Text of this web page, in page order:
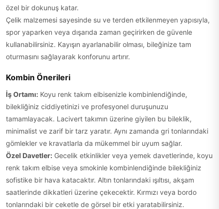
özel bir dokunuş katar.
Çelik malzemesi sayesinde su ve terden etkilenmeyen yapısıyla,
spor yaparken veya dışarıda zaman geçirirken de güvenle
kullanabilirsiniz. Kayışın ayarlanabilir olması, bileğinize tam
oturmasını sağlayarak konforunu artırır.
Kombin Önerileri
İş Ortamı: Koyu renk takım elbisenizle kombinlendiğinde,
bilekliğiniz ciddiyetinizi ve profesyonel duruşunuzu
tamamlayacak. Lacivert takımın üzerine giyilen bu bileklik,
minimalist ve zarif bir tarz yaratır. Aynı zamanda gri tonlarındaki
gömlekler ve kravatlarla da mükemmel bir uyum sağlar.
Özel Davetler: Gecelik etkinlikler veya yemek davetlerinde, koyu
renk takım elbise veya smokinle kombinlendiğinde bilekliğiniz
sofistike bir hava katacaktır. Altın tonlarındaki ışıltısı, akşam
saatlerinde dikkatleri üzerine çekecektir. Kırmızı veya bordo
tonlarındaki bir ceketle de görsel bir etki yaratabilirsiniz.